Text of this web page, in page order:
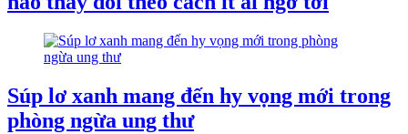
Súp lơ xanh mang đến hy vọng mới trong
phòng ngừa ung thư